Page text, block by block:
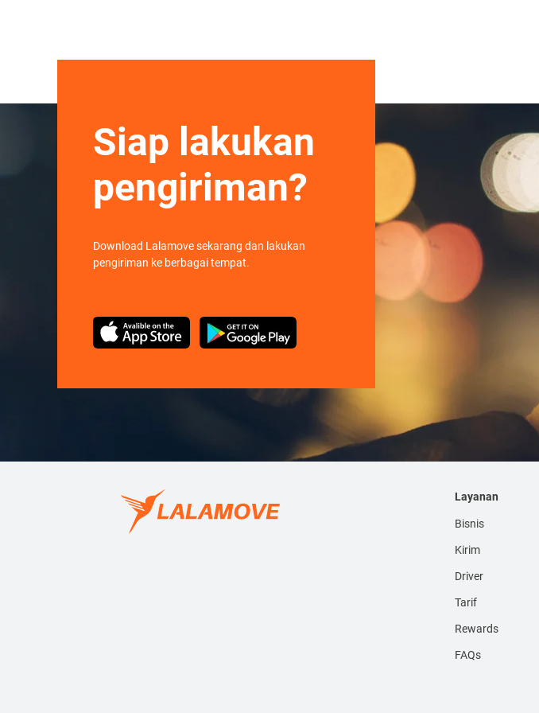
Siap lakukan
pengiriman?
Download Lalamove sekarang dan lakukan
pengiriman ke berbagai tempat.
Layanan
Bisnis
Kirim
Driver
Tarif
Rewards
FAQs